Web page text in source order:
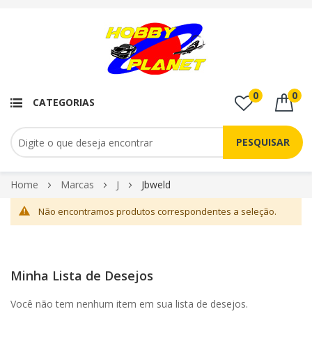
CATEGORIAS
PESQUISAR
0 0
Pular
para
conteúdo
Home Marcas J Jbweld
Não encontramos produtos correspondentes a seleção.
Minha Lista de Desejos
Você não tem nenhum item em sua lista de desejos.